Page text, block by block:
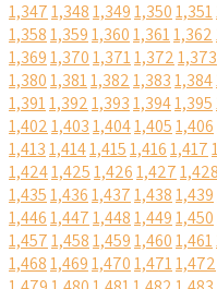
1,3471,3481,3491,3501,351
1,3581,3591,3601,3611,362
1,3691,3701,3711,3721,373
1,3801,3811,3821,3831,384
1,3911,3921,3931,3941,395
1,4021,4031,4041,4051,406
1,4131,4141,4151,4161,417
1,4241,4251,4261,4271,428
1,4351,4361,4371,4381,439
1,4461,4471,4481,4491,450
1,4571,4581,4591,4601,461
1,4681,4691,4701,4711,472